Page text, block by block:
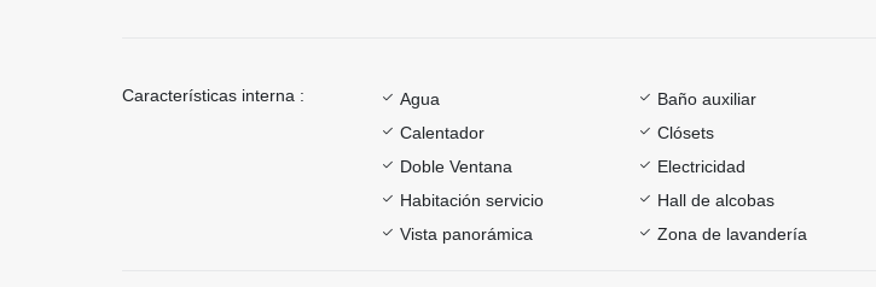
Características interna : Agua Baño auxiliar
Calentador
Clósets
Doble Ventana
Electricidad
Habitación servicio
Hall de alcobas
Vista panorámica
Zona de lavandería